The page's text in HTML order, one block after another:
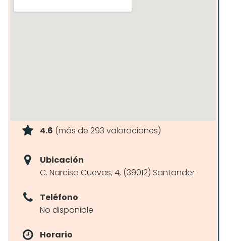
4.6 (más de 293 valoraciones)
Ubicación
C. Narciso Cuevas, 4, (39012) Santander
Teléfono
No disponible
Horario